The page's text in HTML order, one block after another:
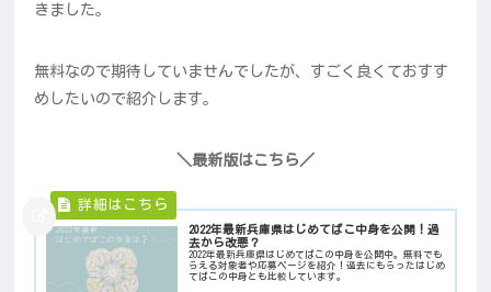
きました。
無料なので期待していませんでしたが、すごく良くておすす
めしたいので紹介します。
＼最新版はこちら／
2022年最新兵庫県はじめてばこ中身を公開！過
去から改悪？
2022年最新兵庫県はじめてばこの中身を公開中。無料でも
らえる対象者や応募ページを紹介！過去にもらったはじめ
てばこの中身とも比較しています。